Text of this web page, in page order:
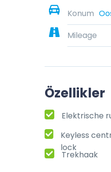
Konum
Mileage
Özellikler
Elektrische
Keyless
lock
Trekhaak